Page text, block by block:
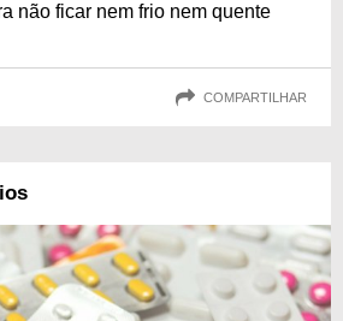
não ficar nem frio nem quente
COMPARTILHAR